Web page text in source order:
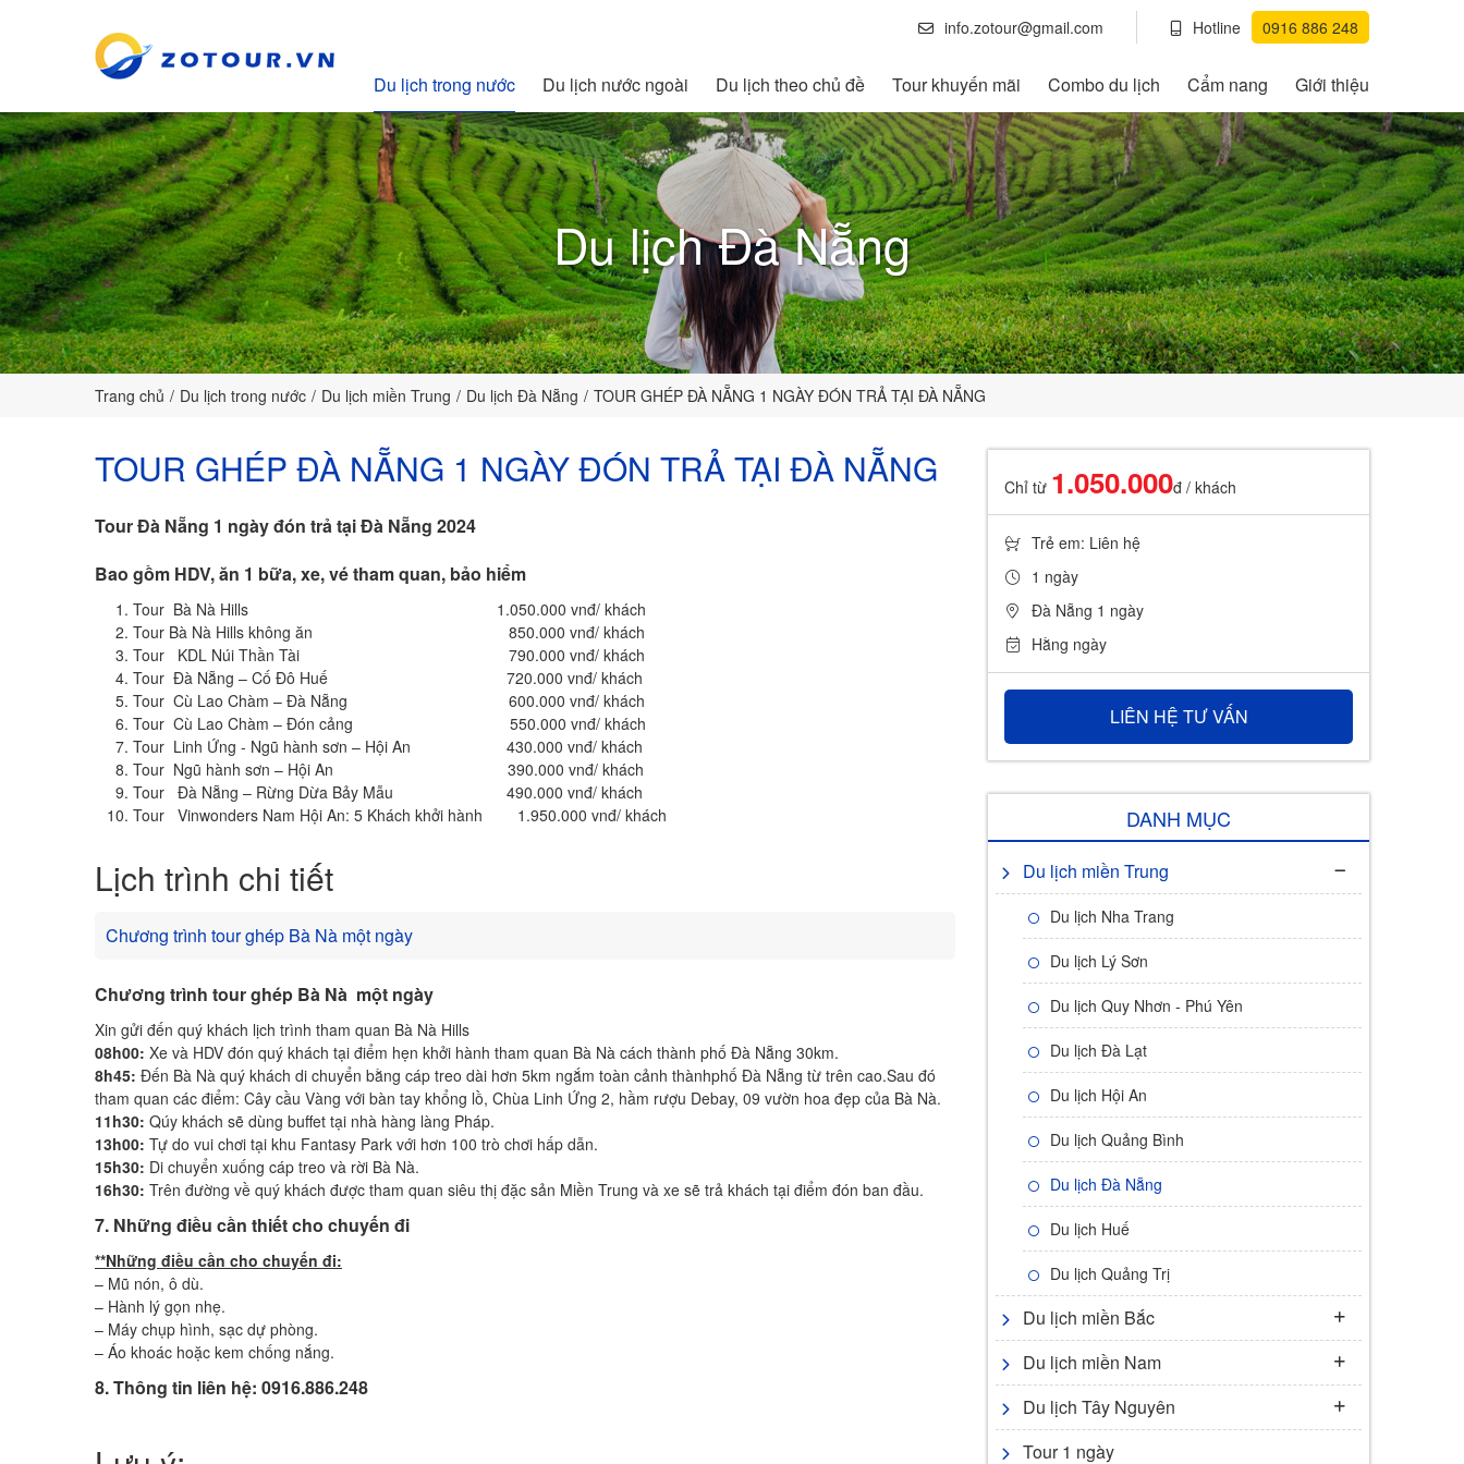
info.zotour@gmail.com Hotline 0916 886 248
Du lịch trong nước Du lịch nước ngoài Du lịch theo chủ đề Tour khuyến mãi Combo du lịch Cẩm nang Giới thiệu
Du lịch Đà Nẵng
Trang chủ Du lịch trong nước Du lịch miền Trung Du lịch Đà Nẵng TOUR GHÉP ĐÀ NẴNG 1 NGÀY ĐÓN TRẢ TẠI ĐÀ NẴNG
TOUR GHÉP ĐÀ NẴNG 1 NGÀY ĐÓN TRẢ TẠI ĐÀ NẴNG Chỉ từ 1.050.000đ / khách
Trẻ em: Liên hệ
1 ngày
Đà Nẵng 1 ngày
Hằng ngày
LIÊN HỆ TƯ VẤN
Tour Đà Nẵng 1 ngày đón trả tại Đà Nẵng 2024
Bao gồm HDV, ăn 1 bữa, xe, vé tham quan, bảo hiểm
Tour Bà Nà Hills 1.050.000 vnđ/ khách
Tour Bà Nà Hills không ăn 850.000 vnđ/ khách
Tour KDL Núi Thần Tài 790.000 vnđ/ khách
Tour Đà Nẵng – Cố Đô Huế 720.000 vnđ/ khách
Tour Cù Lao Chàm – Đà Nẵng 600.000 vnđ/ khách
Tour Cù Lao Chàm – Đón cảng 550.000 vnđ/ khách
Tour Linh Ứng - Ngũ hành sơn – Hội An 430.000 vnđ/ khách
Tour Ngũ hành sơn – Hội An 390.000 vnđ/ khách
Tour Đà Nẵng – Rừng Dừa Bảy Mẫu 490.000 vnđ/ khách
Tour Vinwonders Nam Hội An: 5 Khách khởi hành 1.950.000 vnđ/ khách
Lịch trình chi tiết
Chương trình tour ghép Bà Nà một ngày
Chương trình tour ghép Bà Nà một ngày
Xin gửi đến quý khách lịch trình tham quan Bà Nà Hills
08h00: Xe và HDV đón quý khách tại điểm hẹn khởi hành tham quan Bà Nà cách thành phố Đà Nẵng 30km.
8h45: Đến Bà Nà quý khách di chuyển bằng cáp treo dài hơn 5km ngắm toàn cảnh thànhphố Đà Nẵng từ trên cao.Sau đó
tham quan các điểm: Cây cầu Vàng với bàn tay khổng lồ, Chùa Linh Ứng 2, hầm rượu Debay, 09 vườn hoa đẹp của Bà Nà.
11h30: Qúy khách sẽ dùng buffet tại nhà hàng làng Pháp.
13h00: Tự do vui chơi tại khu Fantasy Park với hơn 100 trò chơi hấp dẫn.
15h30: Di chuyển xuống cáp treo và rời Bà Nà.
16h30: Trên đường về quý khách được tham quan siêu thị đặc sản Miền Trung và xe sẽ trả khách tại điểm đón ban đầu.
7. Những điều cần thiết cho chuyến đi
**Những điều cần cho chuyến đi:
– Mũ nón, ô dù.
– Hành lý gọn nhẹ.
– Máy chụp hình, sạc dự phòng.
– Áo khoác hoặc kem chống nắng.
8. Thông tin liên hệ: 0916.886.248
DANH MỤC
Du lịch miền Trung
Du lịch Nha Trang
Du lịch Lý Sơn
Du lịch Quy Nhơn - Phú Yên
Du lịch Đà Lạt
Du lịch Hội An
Du lịch Quảng Bình
Du lịch Đà Nẵng
Du lịch Huế
Du lịch Quảng Trị
Du lịch miền Bắc
Du lịch miền Nam
Du lịch Tây Nguyên
Tour 1 ngày